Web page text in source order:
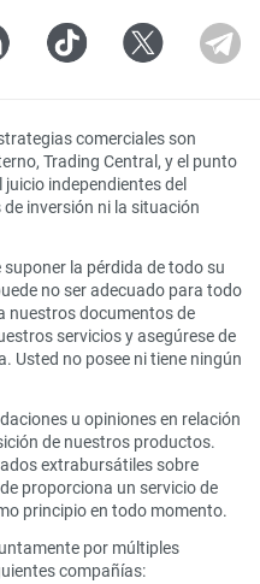
comerciales son
Trading Central, y el punto
independientes del
inversión ni la situación
la pérdida de todo su
no ser adecuado para todo
nuestros documentos de
servicios y asegúrese de
Usted no posee ni tiene ningún
u opiniones en relación
de nuestros productos.
extrabursátiles sobre
proporciona un servicio de
principio en todo momento.
por múltiples
compañías: